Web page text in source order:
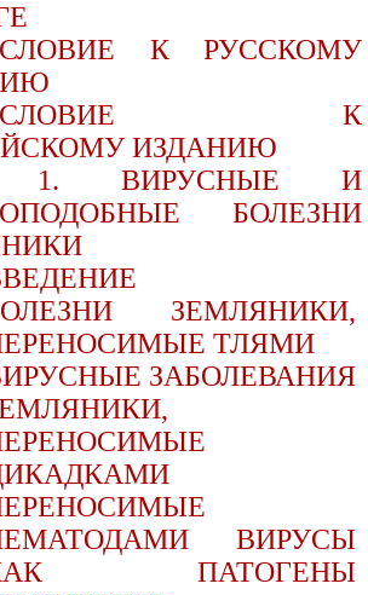
К РУССКОМУ
К
ИЗДАНИЮ
1. ВИРУСНЫЕ И
БОЛЕЗНИ
ЗЕМЛЯНИКИ,
ТЛЯМИ
ЗАБОЛЕВАНИЯ
ВИРУСЫ
ПАТОГЕНЫ